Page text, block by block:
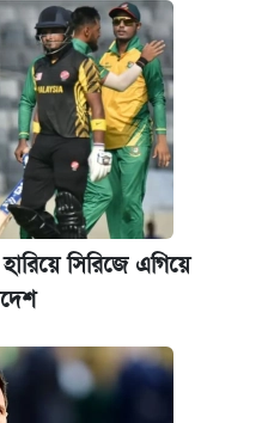
জানাল কর্তৃপক্ষ
যা জানা গেল
জানা গেল যা
(৪ আগস্ট)
দিল সরকার
সিরিজে এগিয়ে